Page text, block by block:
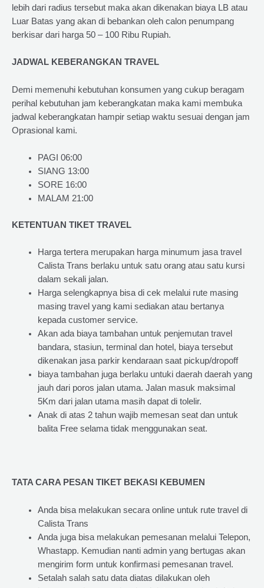
lebih dari radius tersebut maka akan dikenakan biaya LB atau
Luar Batas yang akan di bebankan oleh calon penumpang
berkisar dari harga 50 – 100 Ribu Rupiah.
JADWAL KEBERANGKAN TRAVEL
Demi memenuhi kebutuhan konsumen yang cukup beragam
perihal kebutuhan jam keberangkatan maka kami membuka
jadwal keberangkatan hampir setiap waktu sesuai dengan jam
Oprasional kami.
PAGI 06:00
SIANG 13:00
SORE 16:00
MALAM 21:00
KETENTUAN TIKET TRAVEL
Harga tertera merupakan harga minumum jasa travel
Calista Trans berlaku untuk satu orang atau satu kursi
dalam sekali jalan.
Harga selengkapnya bisa di cek melalui rute masing
masing travel yang kami sediakan atau bertanya
kepada customer service.
Akan ada biaya tambahan untuk penjemutan travel
bandara, stasiun, terminal dan hotel, biaya tersebut
dikenakan jasa parkir kendaraan saat pickup/dropoff
biaya tambahan juga berlaku untuki daerah daerah yang
jauh dari poros jalan utama. Jalan masuk maksimal
5Km dari jalan utama masih dapat di tolelir.
Anak di atas 2 tahun wajib memesan seat dan untuk
balita Free selama tidak menggunakan seat.
TATA CARA PESAN TIKET BEKASI KEBUMEN
Anda bisa melakukan secara online untuk rute travel di
Calista Trans
Anda juga bisa melakukan pemesanan melalui Telepon,
Whastapp. Kemudian nanti admin yang bertugas akan
mengirim form untuk konfirmasi pemesanan travel.
Setalah salah satu data diatas dilakukan oleh